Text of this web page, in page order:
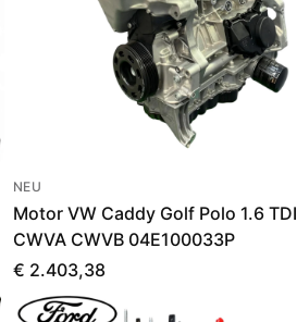
NEU
Motor VW Caddy Golf Polo 1.6 TDI
CWVA CWVB 04E100033P
€ 2.403,38